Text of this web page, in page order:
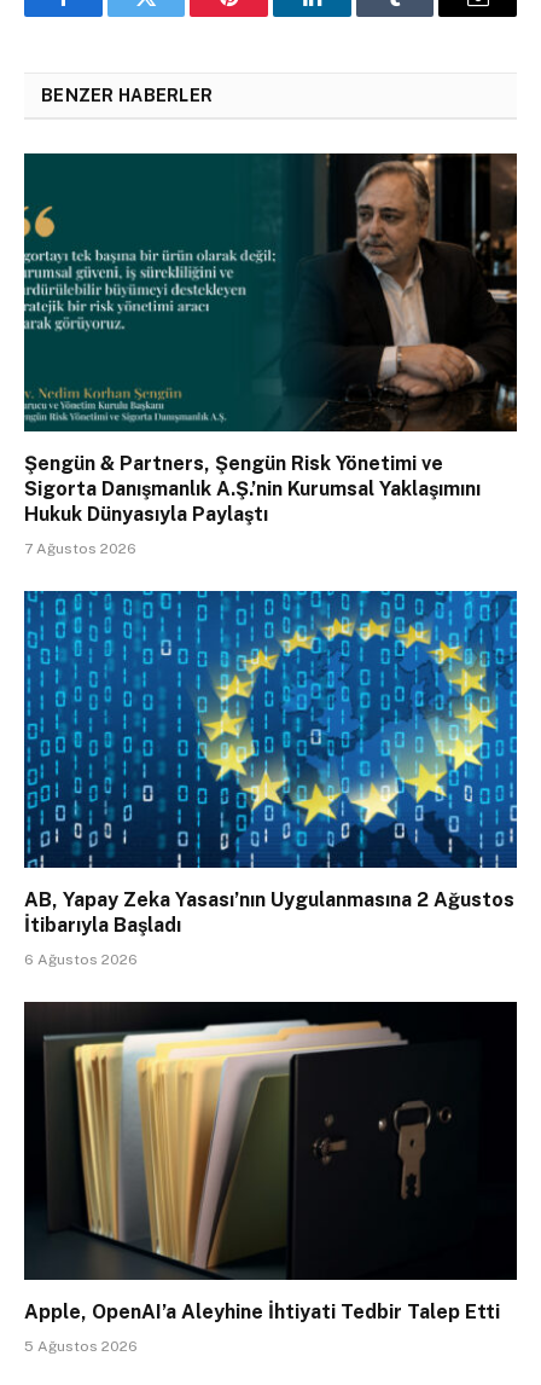
FacebookTwitter Pinterest LinkedInTumblr Email
BENZER HABERLER
Şengün & Partners, Şengün Risk Yönetimi ve
Sigorta Danışmanlık A.Ş.’nin Kurumsal Yaklaşımını
Hukuk Dünyasıyla Paylaştı
7 Ağustos 2026
AB, Yapay Zeka Yasası’nın Uygulanmasına 2 Ağustos
İtibarıyla Başladı
6 Ağustos 2026
Apple, OpenAI’a Aleyhine İhtiyati Tedbir Talep Etti
5 Ağustos 2026